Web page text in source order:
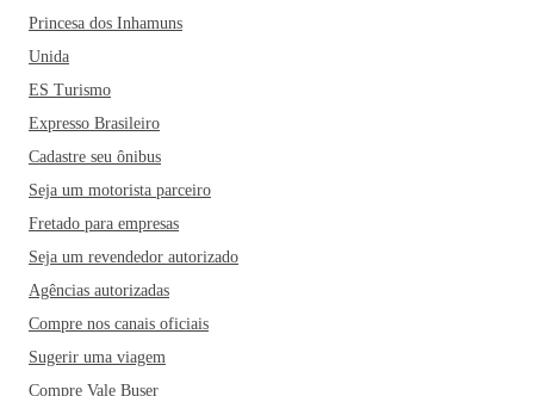
Princesa dos Inhamuns
Unida
ES Turismo
Expresso Brasileiro
Cadastre seu ônibus
Seja um motorista parceiro
Fretado para empresas
Seja um revendedor autorizado
Agências autorizadas
Compre nos canais oficiais
Sugerir uma viagem
Compre Vale Buser